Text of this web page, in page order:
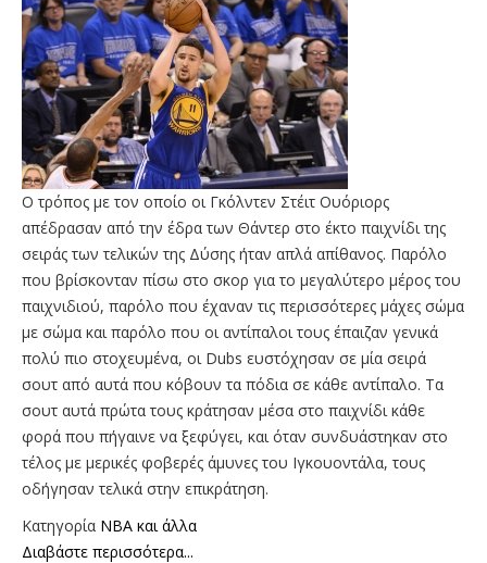
Ο τρόπος με τον οποίο οι Γκόλντεν Στέιτ Ουόριορς
απέδρασαν από την έδρα των Θάντερ στο έκτο παιχνίδι της
σειράς των τελικών της Δύσης ήταν απλά απίθανος. Παρόλο
που βρίσκονταν πίσω στο σκορ για το μεγαλύτερο μέρος του
παιχνιδιού, παρόλο που έχαναν τις περισσότερες μάχες σώμα
με σώμα και παρόλο που οι αντίπαλοι τους έπαιζαν γενικά
πολύ πιο στοχευμένα, οι Dubs ευστόχησαν σε μία σειρά
σουτ από αυτά που κόβουν τα πόδια σε κάθε αντίπαλο. Τα
σουτ αυτά πρώτα τους κράτησαν μέσα στο παιχνίδι κάθε
φορά που πήγαινε να ξεφύγει, και όταν συνδυάστηκαν στο
τέλος με μερικές φοβερές άμυνες του Ιγκουοντάλα, τους
οδήγησαν τελικά στην επικράτηση.
Κατηγορία NBA και άλλα
Διαβάστε περισσότερα...